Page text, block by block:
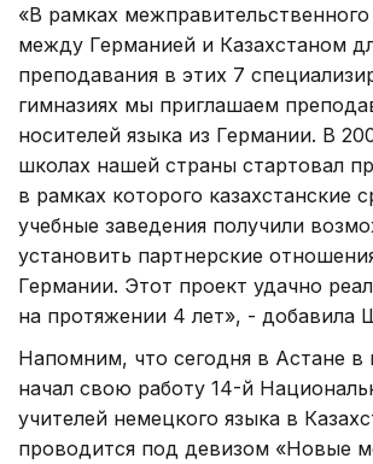
«В рамках
между Германией и Казахстаном
преподавания в этих 7
гимназиях мы приглашаем
носителей языка из Германии. В
школах нашей страны стартовал
в рамках которого казахстанские
учебные заведения получили
установить партнерские
Германии. Этот проект удачно
на протяжении 4 лет», - добавила
Напомним, что сегодня в Астане
начал свою работу 14-й
учителей немецкого языка в
проводится под девизом «Новые